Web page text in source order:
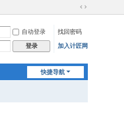
切
到
宽
自动登录
找回密码
登录 加入计匠网
快捷导航